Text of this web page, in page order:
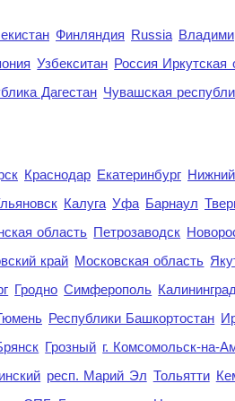
Финляндия Russia
Узбекситан Россия Иркутская
Дагестан Чувашская
Краснодар Екатеринбург
Калуга Уфа Барнаул
область Петрозаводск
край Московская область
Гродно Симферополь Калининград
Республики Башкортостан
Грозный г. Комсомольск-на-
респ. Марий Эл Тольятти